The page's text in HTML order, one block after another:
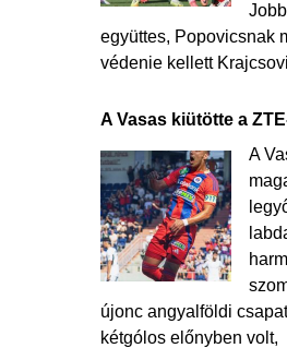
együttes, Popovicsnak
védenie kellett
A Vasas kiütötte a
A
újonc angyalföldi
kétgólos előnyben volt,